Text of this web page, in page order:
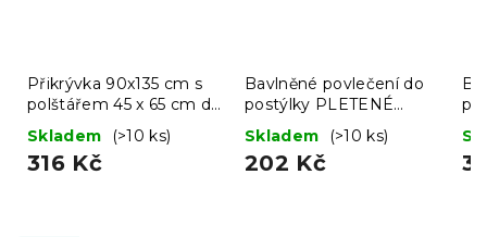
Přikrývka 90x135 cm s
polštářem 45 x 65 cm do
postýlky bílá
Skladem (>10 ks)
316 Kč
Bavlněné povlečení do
postýlky PLETENÉ
ZEBRY hnědé
Skladem (>10 ks)
202 Kč